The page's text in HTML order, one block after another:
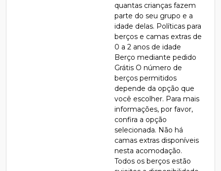
quantas crianças fazem
parte do seu grupo e a
idade delas. Políticas para
berços e camas extras de
0 a 2 anos de idade
Berço mediante pedido
Grátis O número de
berços permitidos
depende da opção que
você escolher. Para mais
informações, por favor,
confira a opção
selecionada. Não há
camas extras disponíveis
nesta acomodação.
Todos os berços estão